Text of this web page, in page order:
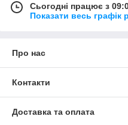
Сьогодні працює з
Показати весь графік
Про нас
Контакти
Доставка та оплата